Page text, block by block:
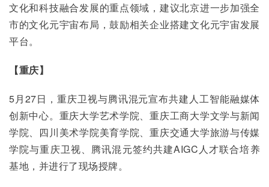
文化和科技融合发展的重点领域，建议北京进一步加强全
市的文化元宇宙布局，鼓励相关企业搭建文化元宇宙发展
平台。
【重庆】
5月27日，重庆卫视与腾讯混元宣布共建人工智能融媒体
创新中心。重庆大学艺术学院、重庆工商大学文学与新闻
学院、四川美术学院美育学院、重庆交通大学旅游与传媒
学院与重庆卫视、腾讯混元签约共建AIGC人才联合培养
基地，并进行了现场授牌。